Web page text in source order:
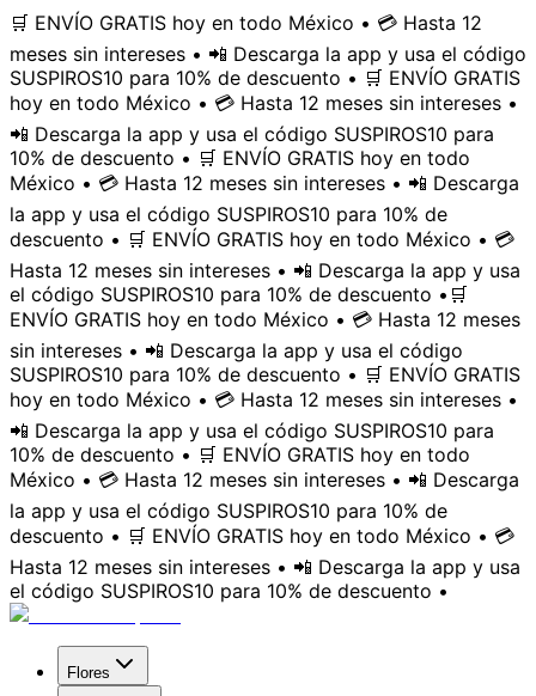
🛒 ENVÍO GRATIS hoy en todo México • 💳 Hasta 12
meses sin intereses • 📲 Descarga la app y usa el código
SUSPIROS10 para 10% de descuento • 🛒 ENVÍO GRATIS
hoy en todo México • 💳 Hasta 12 meses sin intereses •
📲 Descarga la app y usa el código SUSPIROS10 para
10% de descuento • 🛒 ENVÍO GRATIS hoy en todo
México • 💳 Hasta 12 meses sin intereses • 📲 Descarga
la app y usa el código SUSPIROS10 para 10% de
descuento • 🛒 ENVÍO GRATIS hoy en todo México • 💳
Hasta 12 meses sin intereses • 📲 Descarga la app y usa
el código SUSPIROS10 para 10% de descuento • 🛒
ENVÍO GRATIS hoy en todo México • 💳 Hasta 12 meses
sin intereses • 📲 Descarga la app y usa el código
SUSPIROS10 para 10% de descuento • 🛒 ENVÍO GRATIS
hoy en todo México • 💳 Hasta 12 meses sin intereses •
📲 Descarga la app y usa el código SUSPIROS10 para
10% de descuento • 🛒 ENVÍO GRATIS hoy en todo
México • 💳 Hasta 12 meses sin intereses • 📲 Descarga
la app y usa el código SUSPIROS10 para 10% de
descuento • 🛒 ENVÍO GRATIS hoy en todo México • 💳
Hasta 12 meses sin intereses • 📲 Descarga la app y usa
el código SUSPIROS10 para 10% de descuento •
Flores